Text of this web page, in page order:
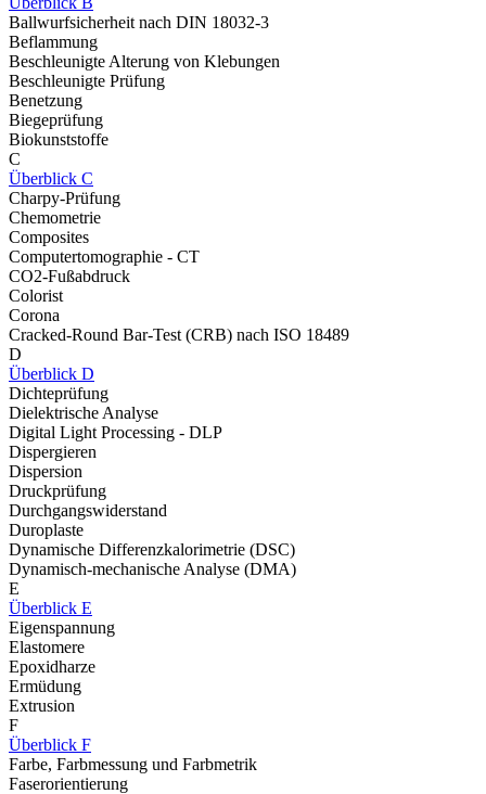
Ballwurfsicherheit nach DIN 18032-3
Beflammung
Beschleunigte Alterung von Klebungen
Beschleunigte Prüfung
Benetzung
Biegeprüfung
Biokunststoffe
C
Überblick C
Charpy-Prüfung
Chemometrie
Composites
Computertomographie - CT
CO2-Fußabdruck
Colorist
Corona
Cracked-Round Bar-Test (CRB) nach ISO 18489
D
Überblick D
Dichteprüfung
Dielektrische Analyse
Digital Light Processing - DLP
Dispergieren
Dispersion
Druckprüfung
Durchgangswiderstand
Duroplaste
Dynamische Differenzkalorimetrie (DSC)
Dynamisch-mechanische Analyse (DMA)
E
Überblick E
Eigenspannung
Elastomere
Epoxidharze
Ermüdung
Extrusion
F
Überblick F
Farbe, Farbmessung und Farbmetrik
Faserorientierung